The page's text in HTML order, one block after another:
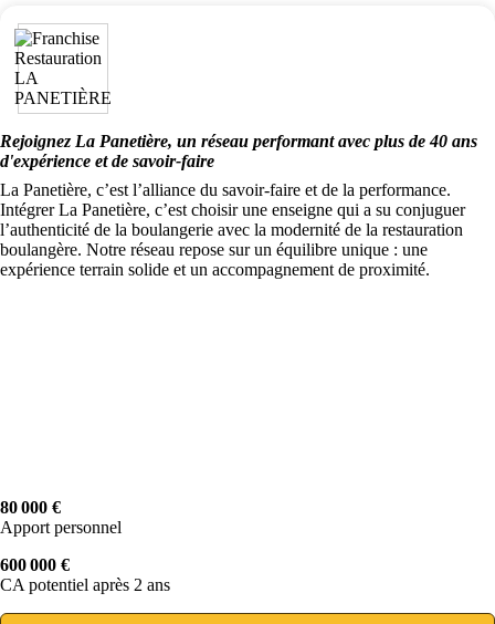
Rejoignez La Panetière, un réseau performant avec plus de 40 ans
d'expérience et de savoir-faire
La Panetière, c’est l’alliance du savoir-faire et de la performance.
Intégrer La Panetière, c’est choisir une enseigne qui a su conjuguer
l’authenticité de la boulangerie avec la modernité de la restauration
boulangère. Notre réseau repose sur un équilibre unique : une
expérience terrain solide et un accompagnement de proximité.
80 000 €
Apport personnel
600 000 €
CA potentiel après 2 ans